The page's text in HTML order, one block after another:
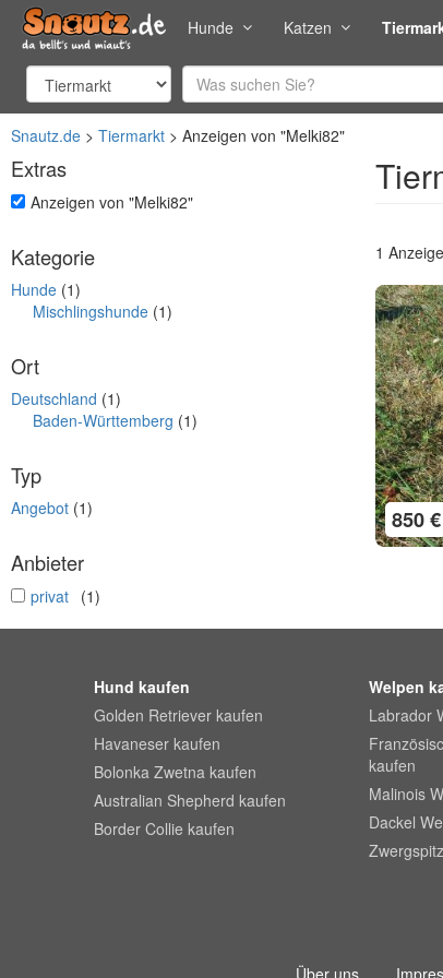
Hunde Katzen
Snautz.de Tiermarkt Anzeigen von "Melki82"
Extras
undefined
Anzeigen von "Melki82"
Kategorie
Hunde (1)
Mischlingshunde (1)
Ort
Deutschland (1)
Baden-Württemberg (1)
Typ
Angebot (1)
Anbieter
undefined
privat (1)
1 Anzeige
850 €
Hund kaufen
Golden Retriever kaufen
Havaneser kaufen
Bolonka Zwetna kaufen
Australian Shepherd kaufen
Border Collie kaufen
Welpen
Labrador
kaufen
Malinois
Dackel
Über uns